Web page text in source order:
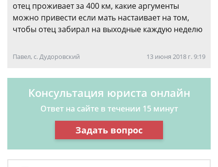
отец проживает за 400 км, какие аргументы
можно привести если мать настаивает на том,
чтобы отец забирал на выходные каждую неделю
Павел, с. Дудоровский 13 июня 2018 г. 9:19
Консультация юриста онлайн
Ответ на сайте в течении 15 минут
Задать вопрос